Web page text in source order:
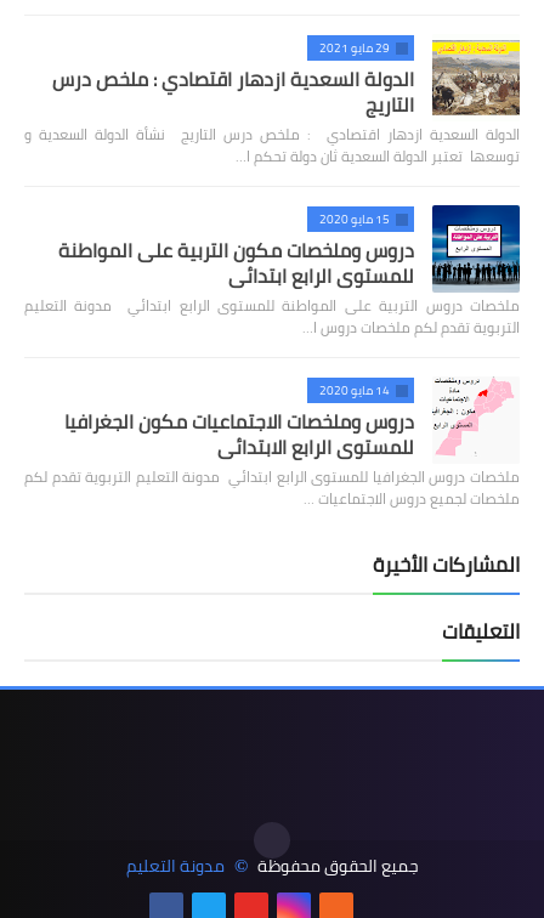
29 مايو 2021
الدولة السعدية ازدهار اقتصادي : ملخص درس
التاريج
الدولة السعدية ازدهار اقتصادي : ملخص درس التاريج نشأة الدولة السعدية و
توسعها تعتبر الدولة السعدية ثان دولة تحكم ا…
15 مايو 2020
دروس وملخصات مكون التربية على المواطنة
للمستوى الرابع ابتدائي
ملخصات دروس التربية على المواطنة للمستوى الرابع ابتدائي مدونة التعليم
التربوية تقدم لكم ملخصات دروس ا…
14 مايو 2020
دروس وملخصات الاجتماعيات مكون الجغرافيا
للمستوى الرابع الابتدائي
ملخصات دروس الجغرافيا للمستوى الرابع ابتدائي مدونة التعليم التربوية تقدم لكم
ملخصات لجميع دروس الاجتماعيات …
المشاركات الأخيرة
التعليقات
جميع الحقوق محفوظة © مدونة التعليم